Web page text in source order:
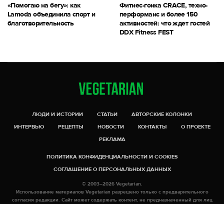
«Помогаю на бегу»: как
Lamoda объединила спорт и
благотворительность
Фитнес-гонка CRACE, техно-
перформанс и более 150
активностей: что ждет гостей
DDX Fitness FEST
ЛЮДИ И ИСТОРИИ СТАТЬИ
АВТОРСКИЕ КОЛОНКИ
ИНТЕРВЬЮ
РЕЦЕПТЫ НОВОСТИ КОНТАКТЫ
О ПРОЕКТЕ
РЕКЛАМА
ПОЛИТИКА КОНФИДЕНЦИАЛЬНОСТИ И COOKIES
СОГЛАШЕНИЕ О ПЕРСОНАЛЬНЫХ ДАННЫХ
© 2003–2026 Vegetarian.
Использование материалов Vegetarian разрешено только с предварительного
согласия редакции. Сайт может содержать контент, не предназначенный для лиц